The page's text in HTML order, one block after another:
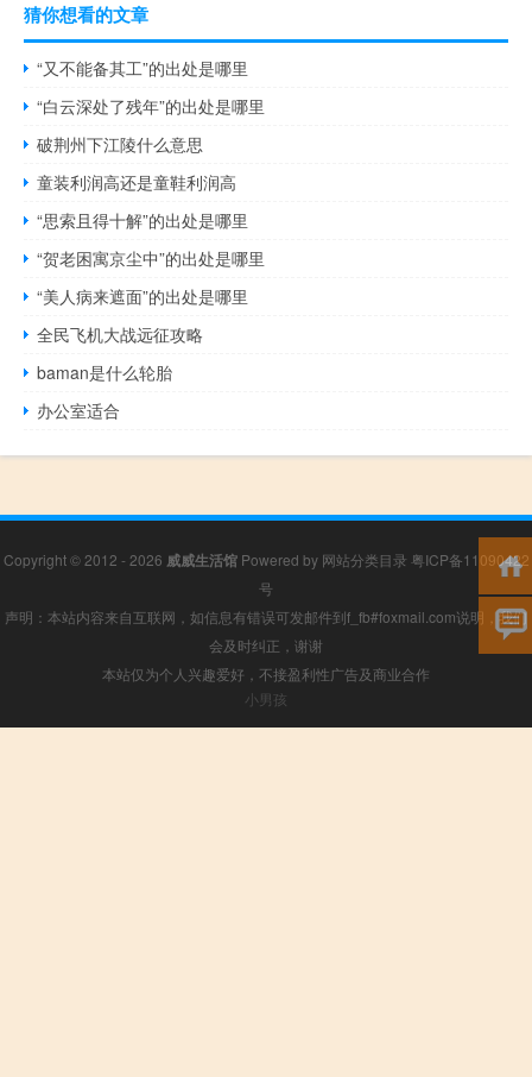
猜你想看的文章
“又不能备其工”的出处是哪里
“白云深处了残年”的出处是哪里
破荆州下江陵什么意思
童装利润高还是童鞋利润高
“思索且得十解”的出处是哪里
“贺老困寓京尘中”的出处是哪里
“美人病来遮面”的出处是哪里
全民飞机大战远征攻略
baman是什么轮胎
办公室适合
Copyright © 2012 - 2026 威威生活馆Powered by 网站分类目录 粤ICP备11090422
号
声明：本站内容来自互联网，如信息有错误可发邮件到f_fb#foxmail.com说明，我们
会及时纠正，谢谢
本站仅为个人兴趣爱好，不接盈利性广告及商业合作
小男孩